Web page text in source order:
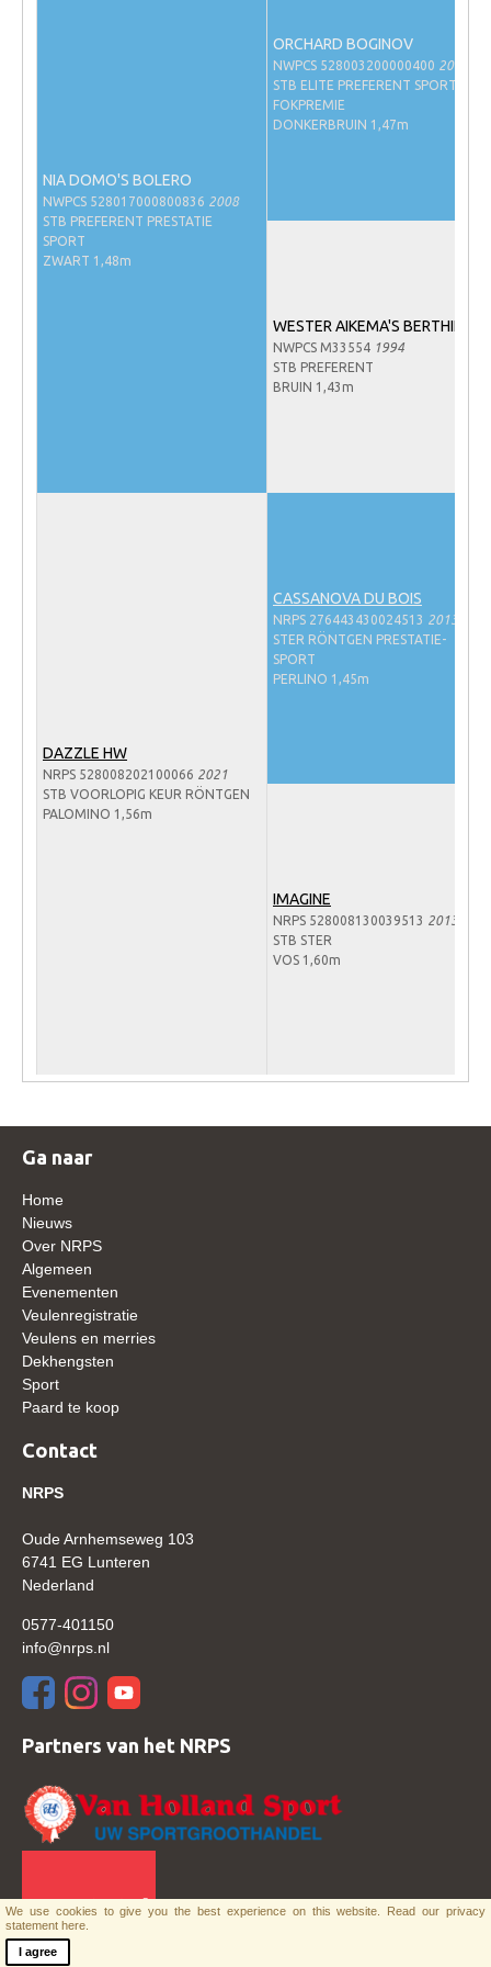
Late Veulenkeuring
ABOP
Informatie aan je paard of pony toevoegen
Informatie veulen registratie
Veulen registratie
Zoek een hengst
Hengstenselectie
Verrichtingsonderzoek NRPS
Verrichtingsonderzoek 2025-2026
Verrichtingsonderzoek 2024-2025
Verrichtingsonderzoek 2019-2020
Sport
Paard te koop
CONTACT
REGIO'S
Bestuur Regio Noord
Bestuur Regio Midden
NIA DOMO'S BOLERO
NWPCS 528017000800836 2008
STB PREFERENT PRESTATIE
SPORT
ZWART 1,48m
ORCHARD BOGINOV
NWPCS 528003200000400 2000
STB ELITE PREFERENT SPORT
FOKPREMIE
DONKERBRUIN 1,47m
WESTER AIKEMA'S BERTHINE
NWPCS M33554 1994
STB PREFERENT
BRUIN 1,43m
DAZZLE HW
NRPS 528008202100066 2021
STB VOORLOPIG KEUR RÖNTGEN
PALOMINO 1,56m
CASSANOVA DU BOIS
NRPS 276443430024513 2013
STER RÖNTGEN PRESTATIE-
SPORT
PERLINO 1,45m
IMAGINE
NRPS 528008130039513 2013
STB STER
VOS 1,60m
Ga naar
Home
Nieuws
Over NRPS
Algemeen
Evenementen
Veulenregistratie
Veulens en merries
Dekhengsten
Sport
Paard te koop
Contact
NRPS
Oude Arnhemseweg 103
6741 EG Lunteren
Nederland
0577-401150
info@nrps.nl
Partners van het NRPS
We use cookies to give you the best experience on this website. Read our privacy
statement here.
I agree